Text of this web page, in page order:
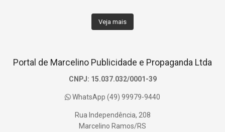
Veja mais
Portal de Marcelino Publicidade e Propaganda Ltda
CNPJ: 15.037.032/0001-39
WhatsApp (49) 99979-9440
Rua Independência, 208
Marcelino Ramos/RS